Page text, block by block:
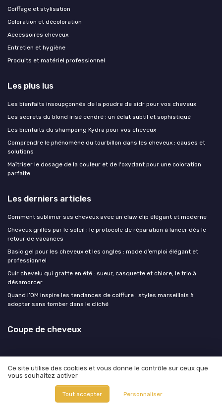
Coiffage et stylisation
Coloration et décoloration
Accessoires cheveux
Entretien et hygiène
Produits et matériel professionnel
Les plus lus
Les bienfaits insoupçonnés de la poudre de sidr pour vos cheveux
Les secrets du blond irisé cendré : un éclat subtil et sophistiqué
Les bienfaits du shampoing Kydra pour vos cheveux
Comprendre le phénomène du tourbillon dans les cheveux : causes et
solutions
Maîtriser le dosage de la couleur et de l'oxydant pour une coloration
parfaite
Les derniers articles
Comment sublimer ses cheveux avec un claw clip élégant et moderne
Cheveux grillés par le soleil : le protocole de réparation à lancer dès le
retour de vacances
Basic gel pour les cheveux et les ongles : mode d’emploi élégant et
professionnel
Cuir chevelu qui gratte en été : sueur, casquette et chlore, le trio à
désamorcer
Quand l’OM inspire les tendances de coiffure : styles marseillais à
adopter sans tomber dans le cliché
Coupe de cheveux
Mentions légales
© Coupe de cheveux 2026
Ce site utilise des cookies et vous donne le contrôle sur ceux que
vous souhaitez activer
Tout accepter Personnaliser